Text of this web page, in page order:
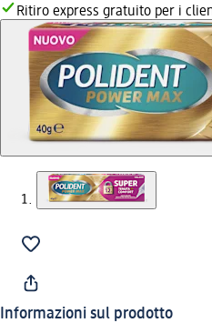
Ritiro express gratuito per i
Informazioni sul prodotto